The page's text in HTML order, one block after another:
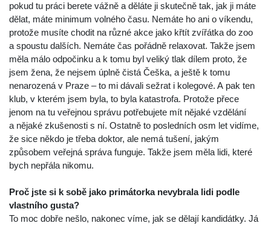
pokud tu práci berete vážně a děláte ji skutečně tak, jak ji máte
dělat, máte minimum volného času. Nemáte ho ani o víkendu,
protože musíte chodit na různé akce jako křtít zvířátka do zoo
a spoustu dalších. Nemáte čas pořádně relaxovat. Takže jsem
měla málo odpočinku a k tomu byl veliký tlak dílem proto, že
jsem žena, že nejsem úplně čistá Češka, a ještě k tomu
nenarozená v Praze – to mi dávali sežrat i kolegové. A pak ten
klub, v kterém jsem byla, to byla katastrofa. Protože přece
jenom na tu veřejnou správu potřebujete mít nějaké vzdělání
a nějaké zkušenosti s ní. Ostatně to posledních osm let vidíme,
že sice někdo je třeba doktor, ale nemá tušení, jakým
způsobem veřejná správa funguje. Takže jsem měla lidi, které
bych nepřála nikomu.
Proč jste si k sobě jako primátorka nevybrala lidi podle
vlastního gusta?
To moc dobře nešlo, nakonec víme, jak se dělají kandidátky. Já